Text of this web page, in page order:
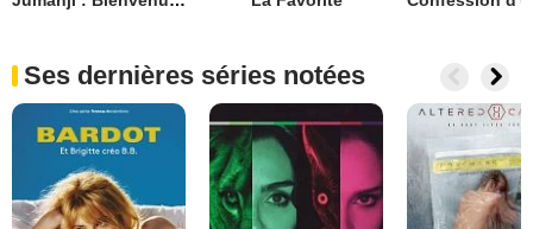
Ses dernières séries notées